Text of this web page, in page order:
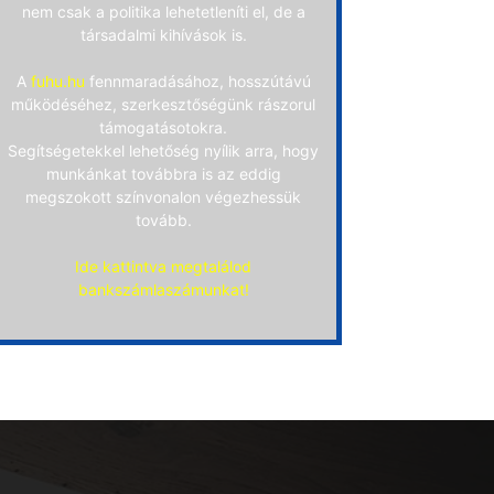
nem csak a politika lehetetleníti el, de a
társadalmi kihívások is.
A fuhu.hu fennmaradásához, hosszútávú
működéséhez, szerkesztőségünk rászorul
támogatásotokra.
Segítségetekkel lehetőség nyílik arra, hogy
munkánkat továbbra is az eddig
megszokott színvonalon végezhessük
tovább.
Ide kattintva megtalálod
bankszámlaszámunkat!